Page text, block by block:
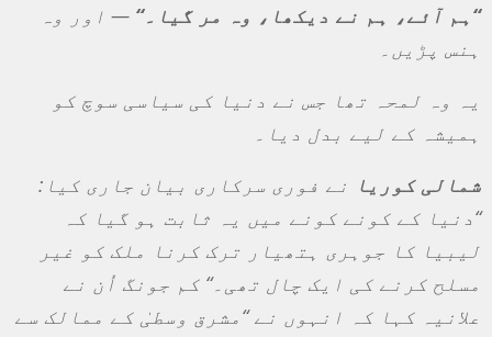
“ہم آئے، ہم نے دیکھا، وہ مر گیا۔“
— اور وہ
ہنس پڑیں۔
یہ وہ لمحہ تھا جس نے دنیا کی سیاسی سوچ کو
ہمیشہ کے لیے بدل دیا۔
شمالی کوریا نے فوری سرکاری بیان جاری کیا :
“دنیا کے کونے کونے میں یہ ثابت ہو گیا کہ
لیبیا کا جوہری ہتھیار ترک کرنا ملک کو غیر
مسلح کرنے کی ایک چال تھی۔“ کم جونگ اُن نے
علانیہ کہا کہ انہوں نے “مشرق وسطیٰ کے ممالک سے